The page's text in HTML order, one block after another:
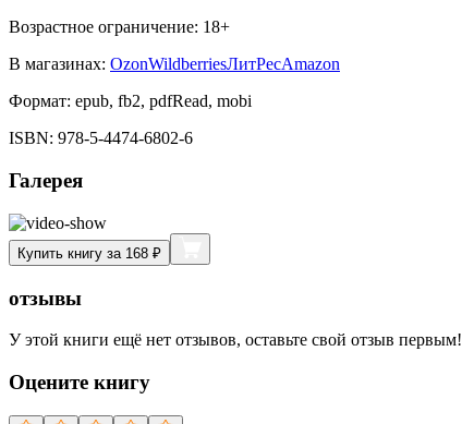
Возрастное ограничение: 18+
В магазинах: OzonWildberriesЛитРесAmazon
Формат: epub, fb2, pdfRead, mobi
ISBN: 978-5-4474-6802-6
Галерея
Купить книгу за 168 ₽
отзывы
У этой книги ещё нет отзывов, оставьте свой отзыв первым!
Оцените книгу